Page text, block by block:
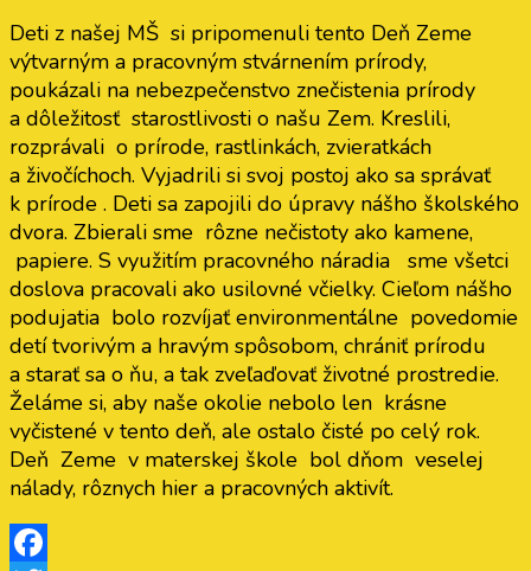
Deti z našej MŠ si pripomenuli tento Deň Zeme
výtvarným a pracovným stvárnením prírody,
poukázali na nebezpečenstvo znečistenia prírody
a dôležitosť starostlivosti o našu Zem. Kreslili,
rozprávali o prírode, rastlinkách, zvieratkách
a živočíchoch. Vyjadrili si svoj postoj ako sa správať
k prírode . Deti sa zapojili do úpravy nášho školského
dvora. Zbierali sme rôzne nečistoty ako kamene,
papiere. S využitím pracovného náradia sme všetci
doslova pracovali ako usilovné včielky. Cieľom nášho
podujatia bolo rozvíjať environmentálne povedomie
detí tvorivým a hravým spôsobom, chrániť prírodu
a starať sa o ňu, a tak zveľaďovať životné prostredie.
Želáme si, aby naše okolie nebolo len krásne
vyčistené v tento deň, ale ostalo čisté po celý rok.
Deň Zeme v materskej škole bol dňom veselej
nálady, rôznych hier a pracovných aktivít.